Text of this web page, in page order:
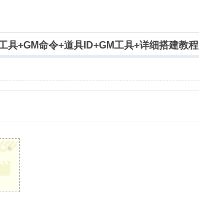
具+GM命令+道具ID+GM工具+详细搭建教程
×